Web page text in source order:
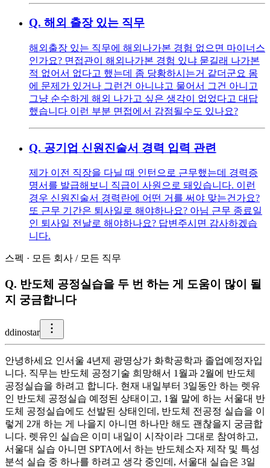
Q. 해외 출장 있는 직무
해외출장 있는 직무에 해외나가본 경험 없으면 마이너스
인가요? 면접관이 해외나가본 경험 있냐 묻길래 나가본
적 없어서 없다고 했는데 좀 당황하시는거 같더군요 몸
에 문제가 있거나 그런건 아니냐고 물어서 그건 아니고
그냥 순수하게 해외 나가고 싶은 생각이 없었다고 대답
했습니다 이런 부분 면접에서 감점될수도 있나요?
Q. 공기업 신원진술서 경력 입력 관련
제가 이전 직장을 다닐 때 인턴으로 근무했는데 경력증
명서를 발급해보니 직급이 사원으로 돼있습니다. 이런
경우 신원진술서 경력란에 어떤 거를 써야 맞는건가요?
또 근무 기간은 퇴사일로 해야하나요? 아님 근무 종료일
인 퇴사일 전날로 해야하나요? 답변주시면 감사하겠습
니다.
스펙 · 모든 회사 / 모든 직무
Q. 반도체 공정실습을 두 번 하는 게 도움이 많이 될
지 궁금합니다
ddinostar
안녕하세요 인서울 4년제 광명상가 화학공학과 졸업예정자입
니다. 직무는 반도체 공정기술 희망해서 1월과 2월에 반도체
공정실습을 하려고 합니다. 현재 내일부터 3일동안 하는 렛유
인 반도체 공정실습 예정된 상태이고, 1월 말에 하는 서울대 반
도체 공정실습에도 선발된 상태인데, 반도체 전공정 실습을 이
렇게 2개 하는 게 나을지 아니면 하나만 해도 괜찮을지 궁금합
니다. 렛유인 실습은 이미 내일이 시작이라 그대로 참여하고,
서울대 실습 아니면 SPTA에서 하는 반도체소자 제작 및 특성
분석 실습 중 하나를 하려고 생각 중인데, 서울대 실습은 3일